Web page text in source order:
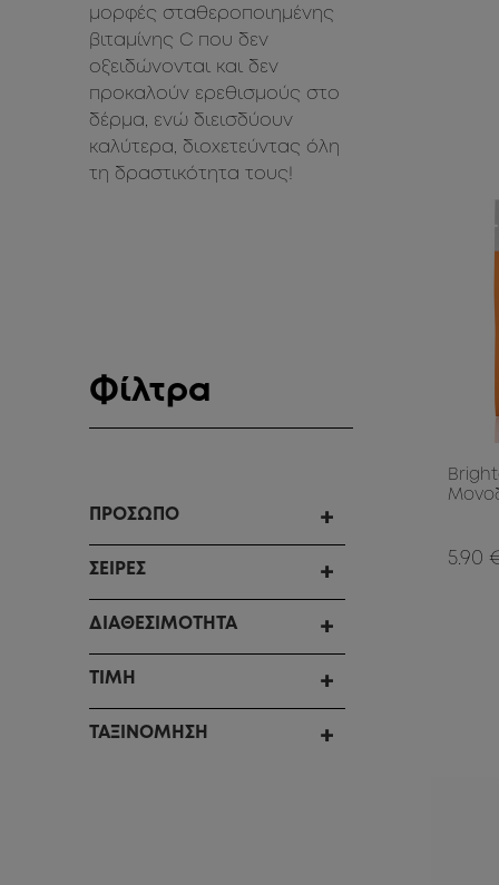
μορφές σταθεροποιημένης
βιταμίνης C που δεν
οξειδώνονται και δεν
προκαλούν ερεθισμούς στο
δέρμα, ενώ διεισδύουν
καλύτερα, διοχετεύντας όλη
τη δραστικότητα τους!
Φίλτρα
ΠΡΟΣΩΠΟ
ΣΕΙΡΕΣ
ΔΙΑΘΕΣΙΜΟΤΗΤΑ
ΤΙΜΗ
ΤΑΞΙΝΟΜΗΣΗ
5.90 €